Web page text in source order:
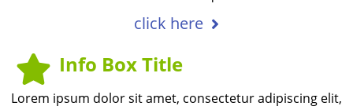
click here
Info Box Title
Lorem ipsum dolor sit amet, consectetur adipiscing elit,